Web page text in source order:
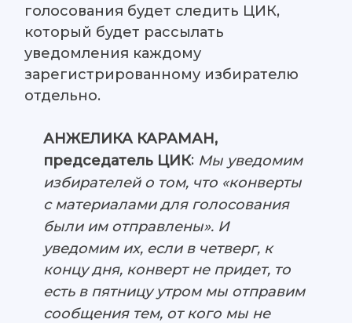
голосования будет следить ЦИК,
который будет рассылать
уведомления каждому
зарегистрированному избирателю
отдельно.
АНЖЕЛИКА КАРАМАН,
председатель ЦИК: Мы уведомим
избирателей о том, что «конверты
с материалами для голосования
были им отправлены». И
уведомим их, если в четверг, к
концу дня, конверт не придет, то
есть в пятницу утром мы отправим
сообщения тем, от кого мы не